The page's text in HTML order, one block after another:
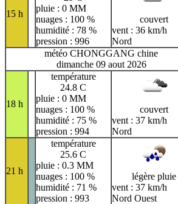
15 h
pluie : 0 MM
nuages : 100 %
humidité : 78 %
pression : 996
couvert
vent : 36 km/h
Nord
météo CHONGGANG chine
dimanche 09 aout 2026
18 h
température
24.8 C
pluie : 0 MM
nuages : 100 %
humidité : 75 %
pression : 994
couvert
vent : 37 km/h
Nord
21 h
température
25.6 C
pluie : 0.3 MM
nuages : 100 %
humidité : 71 %
pression : 993
légère pluie
vent : 37 km/h
Nord Ouest